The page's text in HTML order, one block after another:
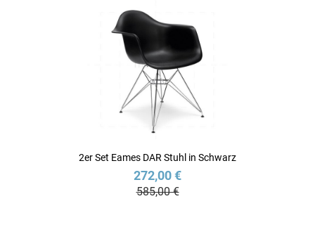
2er Set Eames DAR Stuhl in Schwarz
272,00 €
585,00 €